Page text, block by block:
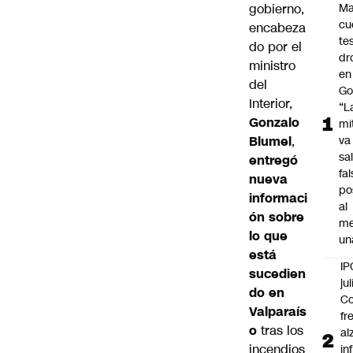
gobierno,
encabeza
do por el
ministro
del
Interior,
Gonzalo
Blumel,
entregó
nueva
informaci
ón sobre
lo que
está
sucedien
do en
Valparaís
o tras los
incendios
al